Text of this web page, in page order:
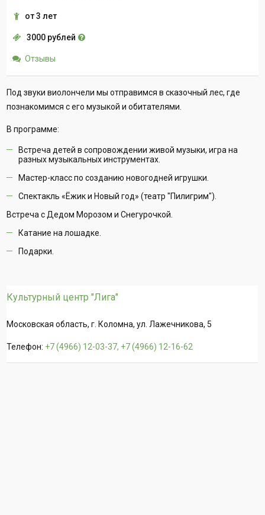
от 3 лет
3000 рублей
Отзывы
Под звуки виолончели мы отправимся в сказочный лес, где
познакомимся с его музыкой и обитателями.
В программе:
Встреча детей в сопровождении живой музыки, игра на
разных музыкальных инструментах.
Мастер-класс по созданию новогодней игрушки.
Спектакль «Ёжик и Новый год» (театр "Пилигрим").
Встреча с Дедом Морозом и Снегурочкой.
Катание на лошадке.
Подарки.
Культурный центр "Лига"
Московская область, г. Коломна, ул. Лажечникова, 5
Телефон: +7 (4966) 12-03-37, +7 (4966) 12-16-62